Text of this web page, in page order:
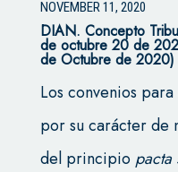
NOVEMBER 11, 2020
DIAN. Concepto
de octubre 20 de
de Octubre de 2020)
Los convenios
por su carácter de
del principio pacta